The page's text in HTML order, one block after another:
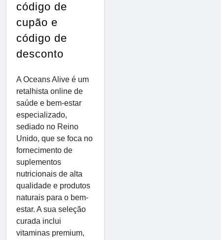
código de
cupão e
código de
desconto
A Oceans Alive é um
retalhista online de
saúde e bem-estar
especializado,
sediado no Reino
Unido, que se foca no
fornecimento de
suplementos
nutricionais de alta
qualidade e produtos
naturais para o bem-
estar. A sua seleção
curada inclui
vitaminas premium,